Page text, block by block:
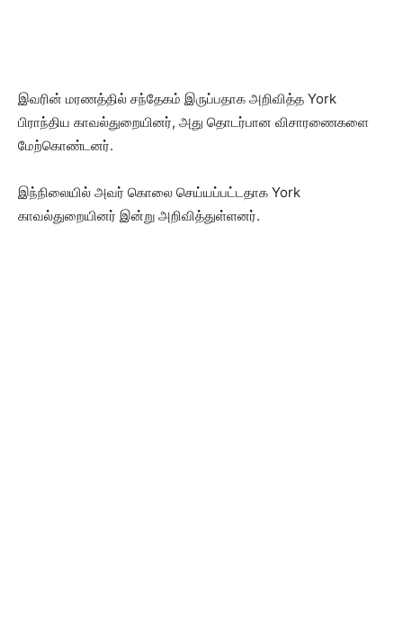
இவரின் மரணத்தில் சந்தேகம் இருப்பதாக அறிவித்த York
பிராந்திய காவல்துறையினர், அது தொடர்பான விசாரணைகளை
மேற்கொண்டனர்.
இந்நிலையில் அவர் கொலை செய்யப்பட்டதாக York
காவல்துறையினர் இன்று அறிவித்துள்ளனர்.